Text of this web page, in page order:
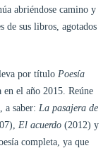
abriéndose camino y
de sus libros, agotados
por título Poesía
el año 2015. Reúne
a saber: La pasajera de
El acuerdo (2012) y
completa, ya que